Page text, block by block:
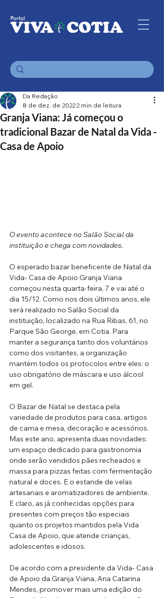
Granja Viana: Já começou o
tradicional Bazar de Natal da Vida -
Casa de Apoio
Da Redação
8 de dez. de 20222 min de leitura
O evento acontece no Salão Social da
instituição e chega com novidades.
O esperado bazar beneficente de Natal da
Vida- Casa de Apoio Granja Viana
começou nesta quarta-feira, 7 e vai até o
dia 15/12. Como nos dois últimos anos, ele
será realizado no Salão Social da
instituição, localizado na Rua Ribas, 61, no
Parque São George, em Cotia. Para
manter a segurança tanto dos voluntários
como dos visitantes, a organização
mantém todos os protocolos entre eles: o
uso obrigatório de máscara e uso álcool
em gel.
O Bazar de Natal se destaca pela
variedade de produtos para casa, artigos
de cama e mesa, decoração e acessórios.
Mas este ano, apresenta duas novidades:
um espaço dedicado para gastronomia
onde serão vendidos pães recheados e
massa para pizzas feitas com fermentação
natural e doces. E o estande de velas
artesanais e aromatizadores de ambiente.
E claro, as já conhecidas opções para
presentes com preços tão especiais
quanto os projetos mantidos pela Vida
Casa de Apoio, que atende crianças,
adolescentes e idosos.
De acordo com a presidente da Vida- Casa
de Apoio da Granja Viana, Ana Catarina
Mendes, promover mais uma edição do